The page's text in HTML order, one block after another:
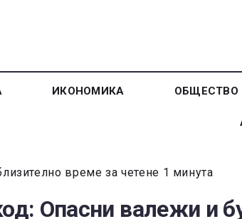
ИКОНОМИКА ОБЩЕСТВО
време за четене 1 минута
Опасни валежи и